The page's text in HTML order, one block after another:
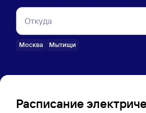
Откуда
Москва Мытищи
Расписание